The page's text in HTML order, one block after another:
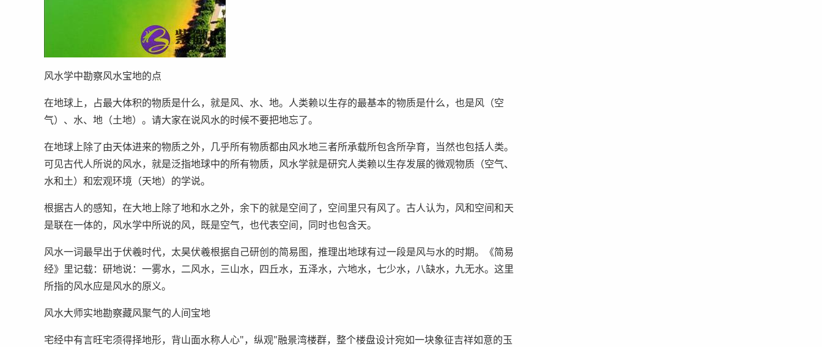
风水学中勘察风水宝地的点
在地球上，占最大体积的物质是什么，就是风、水、地。人类赖以生存的最基本的物质是什么，也是风（空
气）、水、地（土地）。请大家在说风水的时候不要把地忘了。
在地球上除了由天体进来的物质之外，几乎所有物质都由风水地三者所承载所包含所孕育，当然也包括人类。
可见古代人所说的风水，就是泛指地球中的所有物质，风水学就是研究人类赖以生存发展的微观物质（空气、
水和土）和宏观环境（天地）的学说。
根据古人的感知，在大地上除了地和水之外，余下的就是空间了，空间里只有风了。古人认为，风和空间和天
是联在一体的，风水学中所说的风，既是空气，也代表空间，同时也包含天。
风水一词最早出于伏羲时代，太昊伏羲根据自己研创的简易图，推理出地球有过一段是风与水的时期。《简易
经》里记载：研地说：一雾水，二风水，三山水，四丘水，五泽水，六地水，七少水，八缺水，九无水。这里
所指的风水应是风水的原义。
风水大师实地勘察藏风聚气的人间宝地
宅经中有言旺宅须得择地形，背山面水称人心"，纵观"融景湾楼群，整个楼盘设计宛如一块象征吉祥如意的玉